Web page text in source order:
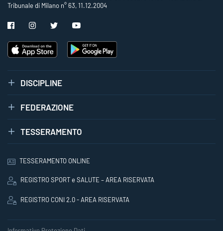
Tribunale di Milano n° 63, 11.12.2004
DISCIPLINE
FEDERAZIONE
TESSERAMENTO
TESSERAMENTO ONLINE
REGISTRO SPORT e SALUTE – AREA RISERVATA
REGISTRO CONI 2.0 - AREA RISERVATA